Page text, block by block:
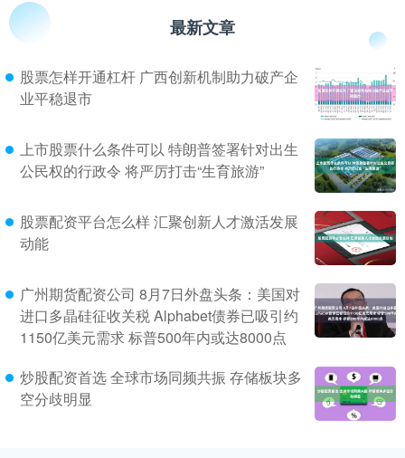
最新文章
股票怎样开通杠杆 广西创新机制助力破产企
业平稳退市
上市股票什么条件可以 特朗普签署针对出生
公民权的行政令 将严厉打击“生育旅游”
股票配资平台怎么样 汇聚创新人才激活发展
动能
广州期货配资公司 8月7日外盘头条：美国对
进口多晶硅征收关税 Alphabet债券已吸引约
1150亿美元需求 标普500年内或达8000点
炒股配资首选 全球市场同频共振 存储板块多
空分歧明显